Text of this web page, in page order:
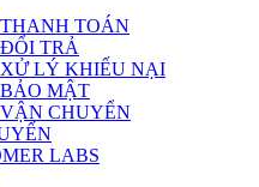
TOÁN
TRẢ
LÝ KHIẾU NẠI
MẬT
CHUYỂN
LABS